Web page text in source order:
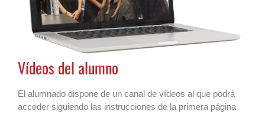
Vídeos del alumno
El alumnado dispone de un canal de vídeos al que podrá
acceder siguiendo las instrucciones de la primera página